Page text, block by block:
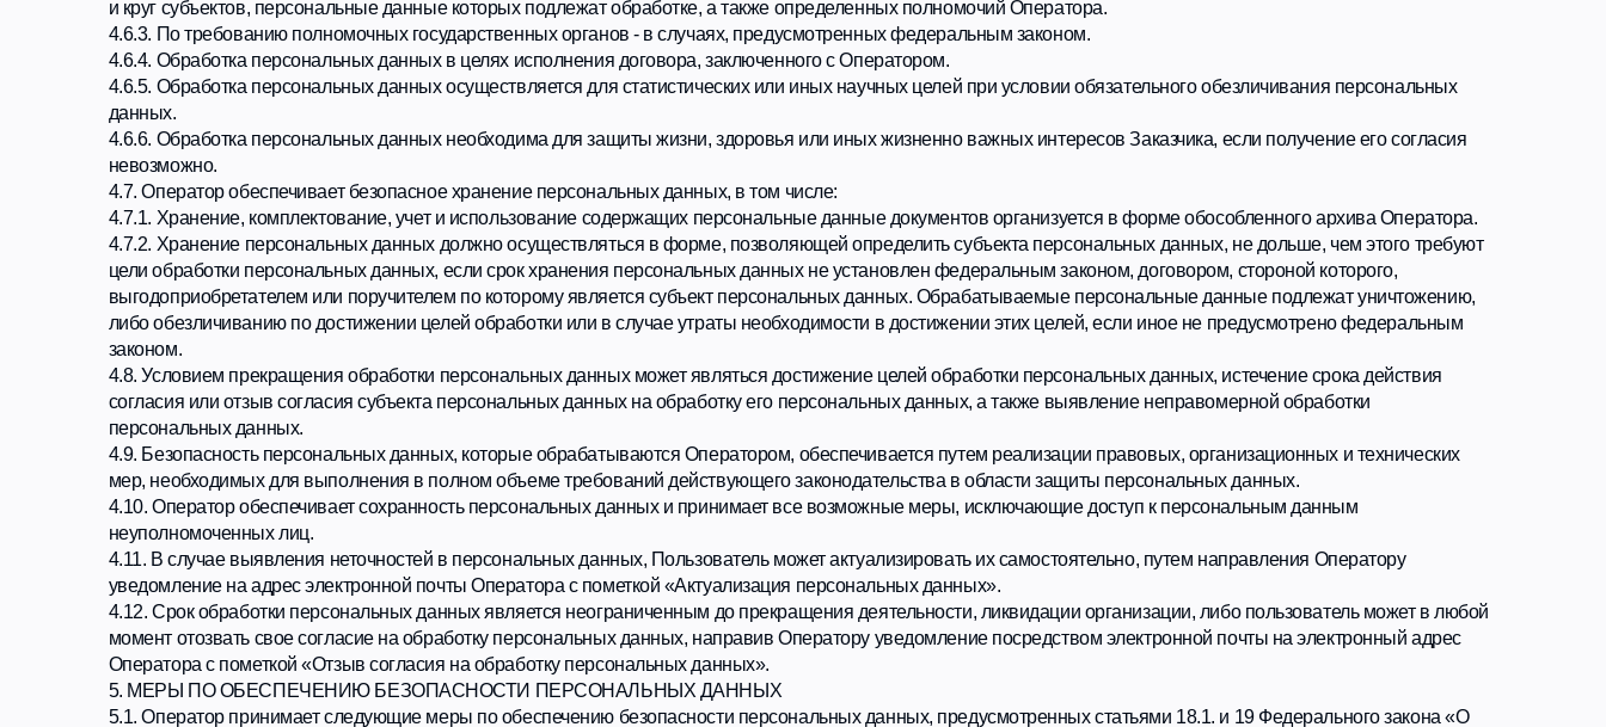
выгодоприобретателем или поручителем по которому является субъект персональных данных. Обрабатываемые персональные данные подлежат уничтожению,
либо обезличиванию по достижении целей обработки или в случае утраты необходимости в достижении этих целей, если иное не предусмотрено федеральным
законом.
4.8. Условием прекращения обработки персональных данных может являться достижение целей обработки персональных данных, истечение срока действия
согласия или отзыв согласия субъекта персональных данных на обработку его персональных данных, а также выявление неправомерной обработки
персональных данных.
4.9. Безопасность персональных данных, которые обрабатываются Оператором, обеспечивается путем реализации правовых, организационных и технических
мер, необходимых для выполнения в полном объеме требований действующего законодательства в области защиты персональных данных.
4.10. Оператор обеспечивает сохранность персональных данных и принимает все возможные меры, исключающие доступ к персональным данным
неуполномоченных лиц.
4.11. В случае выявления неточностей в персональных данных, Пользователь может актуализировать их самостоятельно, путем направления Оператору
уведомление на адрес электронной почты Оператора с пометкой «Актуализация персональных данных».
4.12. Срок обработки персональных данных является неограниченным до прекращения деятельности, ликвидации организации, либо пользователь может в любой
момент отозвать свое согласие на обработку персональных данных, направив Оператору уведомление посредством электронной почты на электронный адрес
5.1. Оператор принимает следующие меры по обеспечению безопасности персональных данных, предусмотренных статьями 18.1. и 19 Федерального закона «О
персональных данных»:
5.1.1. Осуществляется внутренний контроль соответствия обработки персональных данных Федеральному закону ФЗ-152 и принятым в соответствии с ним
нормативным правовым актам, требованиям к защите персональных данных;
5.1.2. На сайте Оператора в сети интернет через который осуществляется непосредственное оказание услуг опубликован и размещен документ, определяющий
политику в отношении обработки персональных данных, к сведениям о реализуемых требованиях к защите персональных данных;
5.1.3. Осуществляется применение организационных и технических мер по обеспечению безопасности персональных данных при их обработке в информационных
системах, необходимых для выполнения требований к защите персональных данных, исполнение которых обеспечивает установленные Правительством
Российской Федерации уровни защищенности персональных данных:
назначение должностных лиц, ответственных за организацию обработки и защиты персональных данных;
ограничение состава лиц, допущенных к обработке персональных данных;
ознакомление субъектов с требованиями федерального законодательства и нормативных документов Оператора по обработке и защите персональных данных;
организация учета, хранения и обращения носителей, содержащих информацию с персональными данными;
определение угроз безопасности персональных данных при их обработке, формирование на их основе моделей угроз;
разработка на основе модели угроз системы защиты персональных данных;